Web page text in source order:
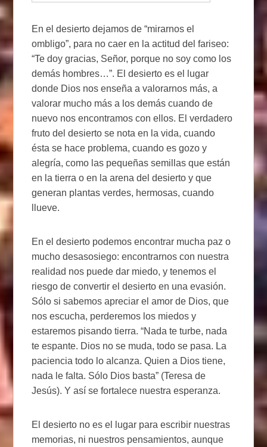
En el desierto dejamos de “mirarnos el
ombligo”, para no caer en la actitud del fariseo:
“Te doy gracias, Señor, porque no soy como los
demás hombres…”. El desierto es el lugar
donde Dios nos enseña a valorarnos más, a
valorar mucho más a los demás cuando de
nuevo nos encontramos con ellos. El verdadero
fruto del desierto se nota en la vida, cuando
ésta se hace problema, cuando es gozo y
alegría, como las pequeñas semillas que están
en la tierra o en la arena del desierto y que
generan plantas verdes, hermosas, cuando
llueve.
En el desierto podemos encontrar mucha paz o
mucho desasosiego: encontrarnos con nuestra
realidad nos puede dar miedo, y tenemos el
riesgo de convertir el desierto en una evasión.
Sólo si sabemos apreciar el amor de Dios, que
nos escucha, perderemos los miedos y
estaremos pisando tierra. “Nada te turbe, nada
te espante. Dios no se muda, todo se pasa. La
paciencia todo lo alcanza. Quien a Dios tiene,
nada le falta. Sólo Dios basta” (Teresa de
Jesús). Y así se fortalece nuestra esperanza.
El desierto no es el lugar para escribir nuestras
memorias, ni nuestros pensamientos, aunque